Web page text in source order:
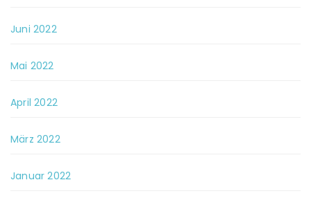
Juni 2022
Mai 2022
April 2022
März 2022
Januar 2022